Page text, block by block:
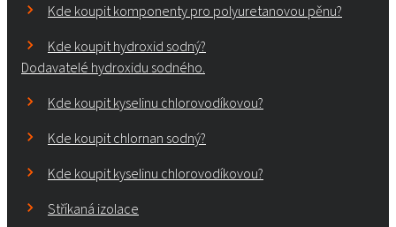
Kde koupit komponenty pro polyuretanovou pěnu?
Kde koupit hydroxid sodný?
Dodavatelé hydroxidu sodného.
Kde koupit kyselinu chlorovodíkovou?
Kde koupit chlornan sodný?
Kde koupit kyselinu chlorovodíkovou?
Stříkaná izolace